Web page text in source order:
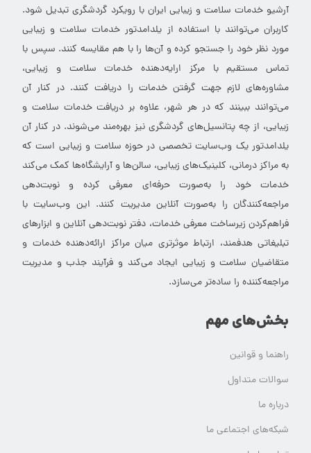
آرشیو خدمات سلامت و زیبایی ایران با رویکرد گردشگری تبدیل شود.
کاربران می‌توانند با استفاده از یلدامدتور خدمات سلامت و زیبایی
مورد نظر خود را جستجو کرده و آن‌ها را با هم مقایسه کنند. سپس با
تماس مستقیم با مرکز ارایه‌دهنده خدمات سلامت و زیبایی،
مشاوره‌های لازم جهت گرفتن خدمات را دریافت کنند. در کنار آن
می‌توانند ببینند که در هر شهر، علاوه بر دریافت خدمات سلامت و
زیبایی، از چه پتانسیل‌های گردشگری نیز بهره‌مند می‌شوند. در کنار آن
یلدامدتور یک وب‌سایت تخصصی در حوزه سلامت و زیبایی است که
به مراکز درمانی، کلینیک‌های زیبایی، سالن‌ها و آرایشگاه‌ها کمک می‌کند
خدمات خود را به‌صورت حرفه‌ای معرفی کرده و نوبت‌دهی
مراجعه‌کنندگان را به‌صورت آنلاین مدیریت کنند. این وب‌سایت با
فراهم‌کردن زیرساخت معرفی خدمات، دفتر نوبت‌دهی آنلاین و ابزارهای
تبلیغاتی هدفمند، ارتباط موثرتری میان مراکز ارائه‌دهنده خدمات و
متقاضیان سلامت و زیبایی ایجاد می‌کند و فرآیند جذب و مدیریت
مراجعه‌کننده را ساده‌تر می‌سازد.
بخش‌های مهم
راهنما و قوانین
سوالات متداول
درباره ما
شبکه‌های اجتماعی ما